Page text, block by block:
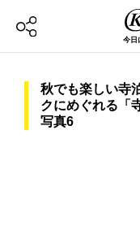
今日
秋でも楽しい寺
クにめぐれる「
写真6